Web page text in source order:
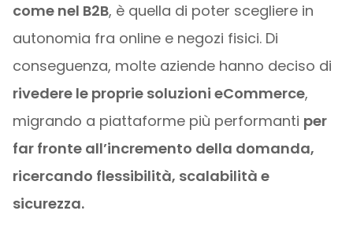
come nel B2B, è quella di poter scegliere in
autonomia fra online e negozi fisici. Di
conseguenza, molte aziende hanno deciso di
rivedere le proprie soluzioni eCommerce,
migrando a piattaforme più performanti per
far fronte all’incremento della domanda,
ricercando flessibilità, scalabilità e
sicurezza.